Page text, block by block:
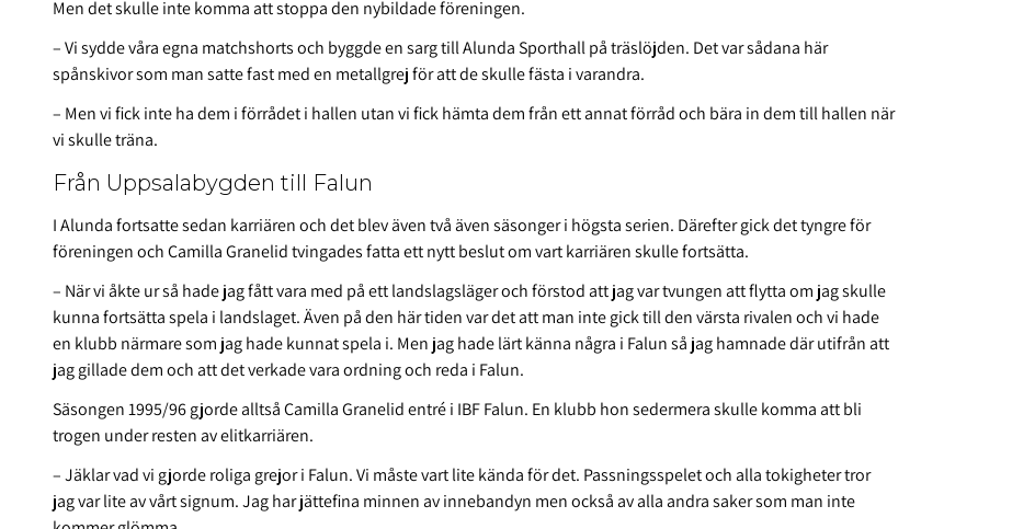
Men det skulle inte komma att stoppa den nybildade föreningen.
– Vi sydde våra egna matchshorts och byggde en sarg till Alunda Sporthall på träslöjden. Det var sådana här
spånskivor som man satte fast med en metallgrej för att de skulle fästa i varandra.
– Men vi fick inte ha dem i förrådet i hallen utan vi fick hämta dem från ett annat förråd och bära in dem till hallen när
vi skulle träna.
Från Uppsalabygden till Falun
I Alunda fortsatte sedan karriären och det blev även två även säsonger i högsta serien. Därefter gick det tyngre för
föreningen och Camilla Granelid tvingades fatta ett nytt beslut om vart karriären skulle fortsätta.
– När vi åkte ur så hade jag fått vara med på ett landslagsläger och förstod att jag var tvungen att flytta om jag skulle
kunna fortsätta spela i landslaget. Även på den här tiden var det att man inte gick till den värsta rivalen och vi hade
en klubb närmare som jag hade kunnat spela i. Men jag hade lärt känna några i Falun så jag hamnade där utifrån att
jag gillade dem och att det verkade vara ordning och reda i Falun.
Säsongen 1995/96 gjorde alltså Camilla Granelid entré i IBF Falun. En klubb hon sedermera skulle komma att bli
trogen under resten av elitkarriären.
– Jäklar vad vi gjorde roliga grejor i Falun. Vi måste vart lite kända för det. Passningsspelet och alla tokigheter tror
jag var lite av vårt signum. Jag har jättefina minnen av innebandyn men också av alla andra saker som man inte